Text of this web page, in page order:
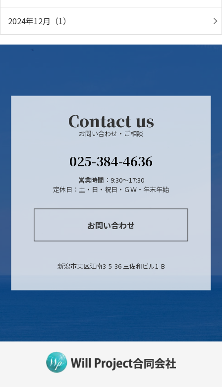
2024年12月（1）
Contact us
お問い合わせ・ご相談
025-384-4636
営業時間：9:30～17:30
定休日：土・日・祝日・ＧＷ・年末年始
お問い合わせ
新潟市東区江南3-5-36 三佐和ビル1-B